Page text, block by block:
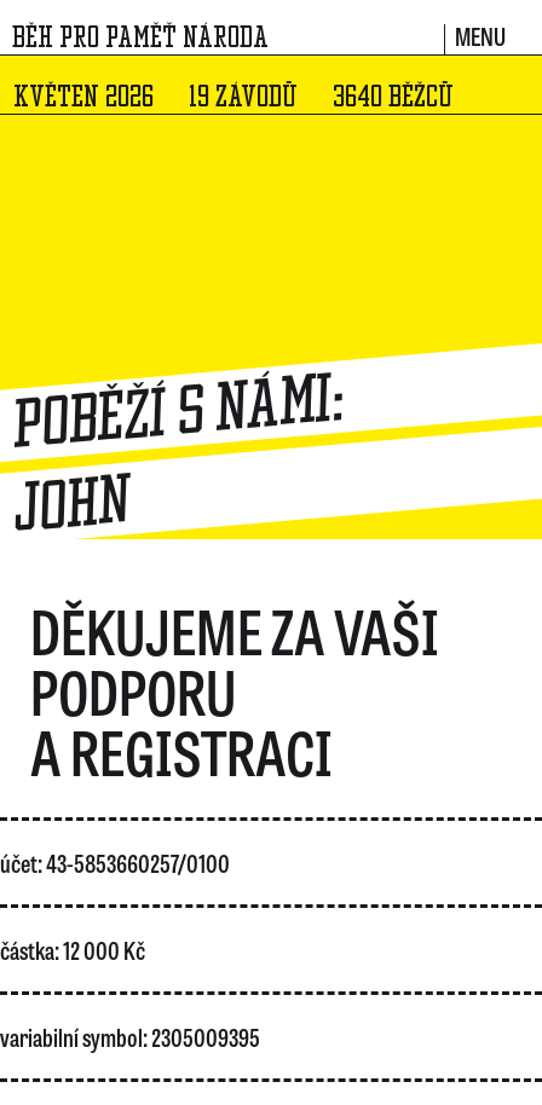
BĚH PRO PAMĚŤ NÁRODA MENU
KVĚTEN 2026 19 ZÁVODŮ 3640 BĚŽCŮ
Poběží s námi:
John
DĚKUJEME ZA VAŠI
PODPORU
A REGISTRACI
účet: 43-5853660257/0100
částka: 12 000 Kč
variabilní symbol: 2305009395